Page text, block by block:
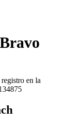
en la